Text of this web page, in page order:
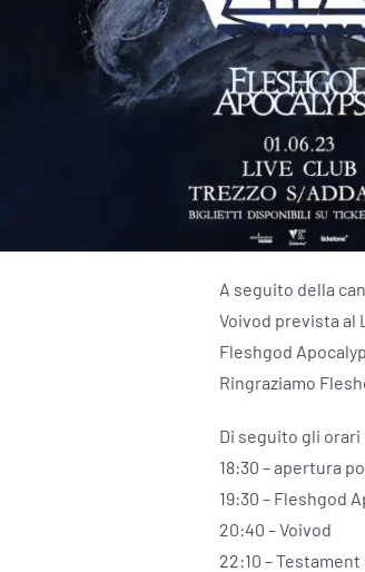
A seguito della
Voivod prevista al
Fleshgod
Ringraziamo
Di seguito gli
18:30 – apertura
19:30 – Fleshgod
20:40 – Voivod
22:10 – Testament